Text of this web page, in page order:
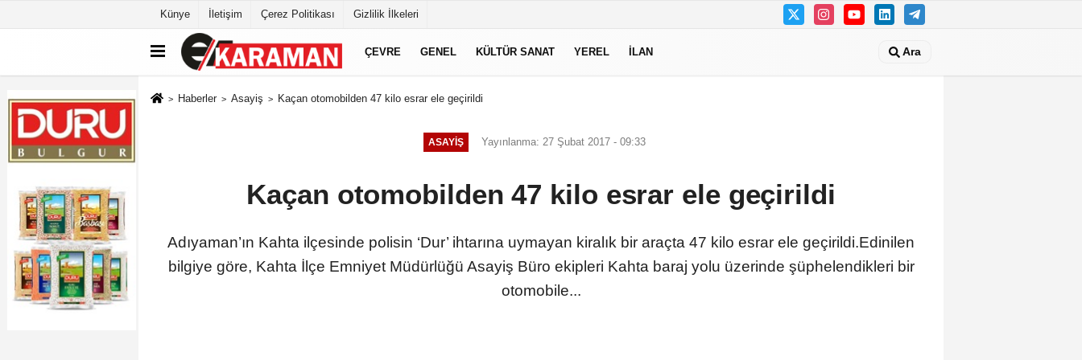
Künye İletişim Çerez Politikası Gizlilik İlkeleri
ÇEVRE GENEL KÜLTÜR SANAT YEREL İLAN Ara
Haberler Asayiş Kaçan otomobilden 47 kilo esrar ele geçirildi
ASAYIŞ Yayınlanma: 27 Şubat 2017 - 09:33
Kaçan otomobilden 47 kilo esrar ele geçirildi
Adıyaman’ın Kahta ilçesinde polisin ‘Dur’ ihtarına uymayan kiralık bir araçta 47 kilo esrar ele geçirildi.Edinilen
bilgiye göre, Kahta İlçe Emniyet Müdürlüğü Asayiş Büro ekipleri Kahta baraj yolu üzerinde şüphelendikleri bir
otomobile...